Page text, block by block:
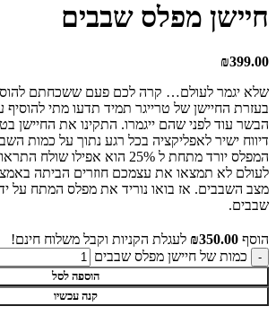
חיישן מפלס שבבים
₪399.00
שלא יגמר לעולם… קרה לכם פעם ששכחתם
בעזרת החיישן של טרייגר תמיד תדעו מתי
הבשר עוד לפני שהם ייגמרו. התקינו את החיישן
דיווח ישיר לאפליקציה בכל רגע נתוך על כמות
המפלס יורד מתחת ל 25% הוא
לעולם לא תמצאו את עצמכם חוזרים הביתה
מצב השבבים. אז בואו נוריד את מפלס המתח על
שבבים.
הוסף ₪350.00
לעגלת הקניות וקבל משלוח חינם!
כמות של חיישן מפלס שבבים
הוספה לסל
קנה עכשיו